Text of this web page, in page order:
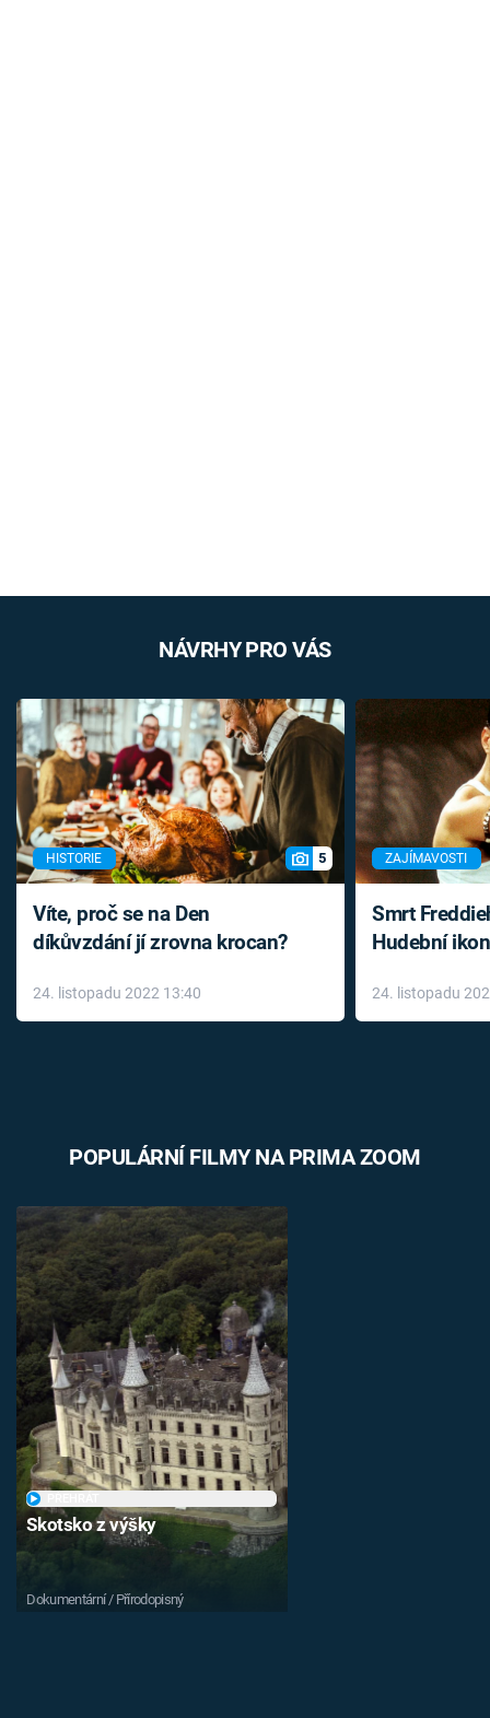
NÁVRHY PRO VÁS
HISTORIE 5
Víte, proč se na Den
díkůvzdání jí zrovna krocan?
24. listopadu 2022 13:40
ZAJÍMAVOSTI
Smrt
Hudební
léky
24. listopadu
POPULÁRNÍ FILMY NA PRIMA ZOOM
Skotsko z výšky
Dokumentární / Přírodopisný